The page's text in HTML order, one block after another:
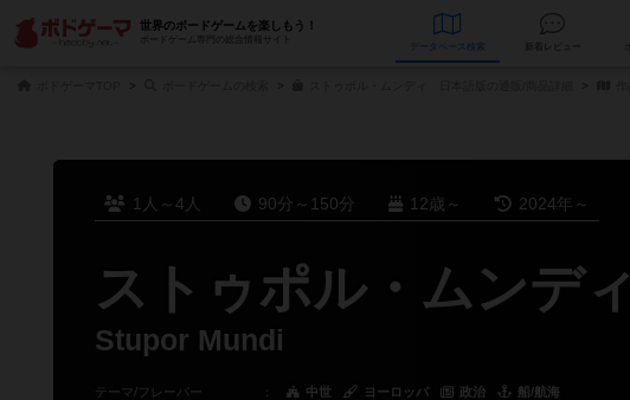
世界のボードゲームを楽しもう！
ボードゲーム専門の総合情報サイト
データベース
1人～4人 90分～150分 12歳～ 2024年～
ストゥポル・ムンディ
Stupor Mundi
テーマ/フレーバー ： 中世 ヨーロッパ 政治
船/航海